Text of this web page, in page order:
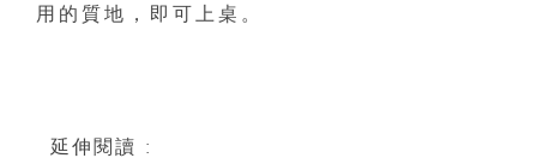
用的質地，即可上桌。
延伸閱讀 :